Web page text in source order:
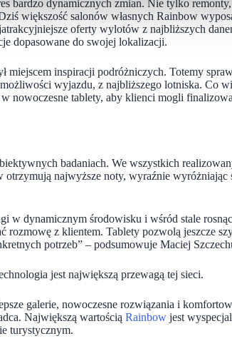
bardzo dynamicznych zmian. Nie tylko
większość salonów własnych Rainbow
oferty wylotów z najbliższych
dopasowane do swojej lokalizacji.
miejscem inspiracji podróżniczych. Totemy
wyjazdu, z najbliższego lotniska. Co
nowoczesne tablety, aby klienci mogli
badaniach. We wszystkich
otrzymują najwyższe noty, wyraźnie
w dynamicznym środowisku i wśród stale
rozmowę z klientem. Tablety pozwolą jeszcze
potrzeb” – podsumowuje Maciej
jest największą przewagą tej sieci.
galerie, nowoczesne rozwiązania i
Największą wartością Rainbow jest
turystycznym.